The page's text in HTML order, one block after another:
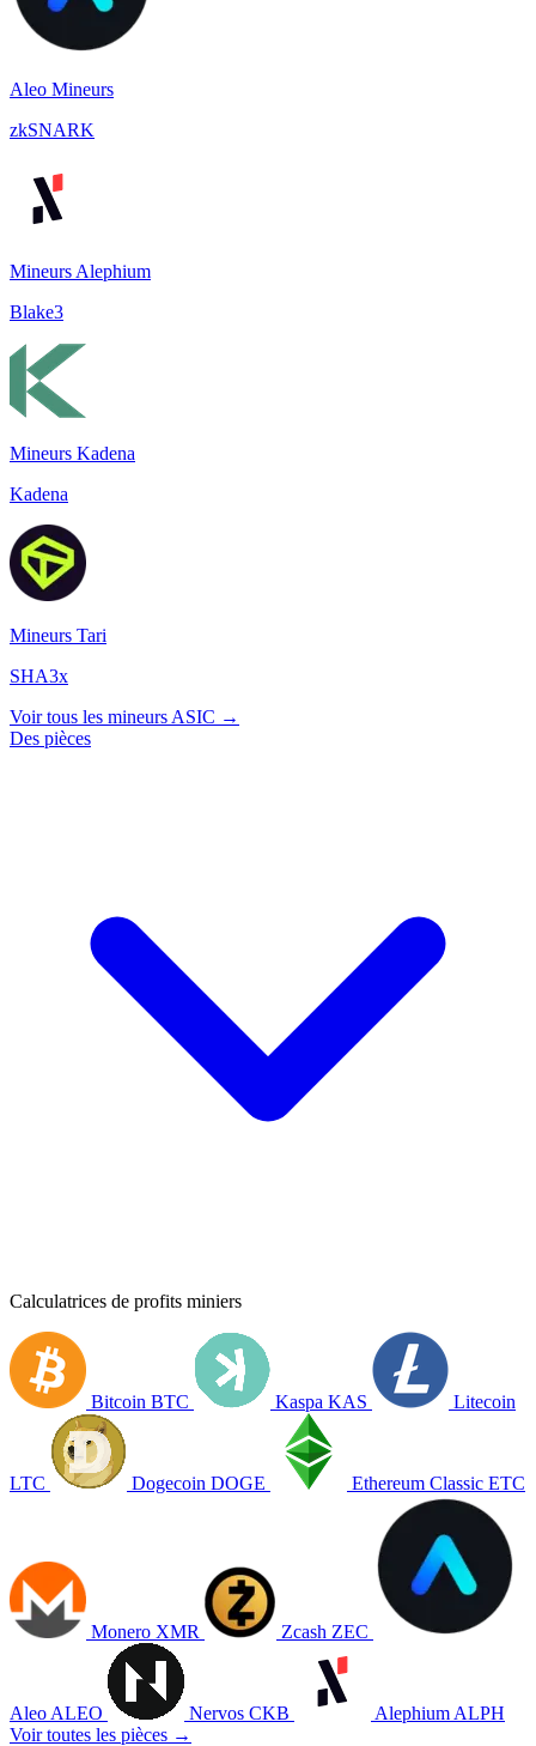
Aleo Mineurs
zkSNARK
Mineurs Alephium
Blake3
Mineurs Kadena
Kadena
Mineurs Tari
SHA3x
Voir tous les mineurs ASIC →
Des pièces
Calculatrices de profits miniers
Bitcoin BTC Kaspa KAS Litecoin
LTC Dogecoin DOGE Ethereum Classic ETC
Monero XMR Zcash ZEC
Aleo ALEO Nervos CKB Alephium ALPH
Voir toutes les pièces →